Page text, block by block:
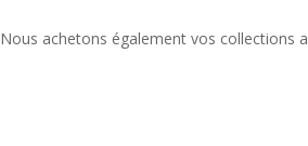
Nous achetons également vos collections